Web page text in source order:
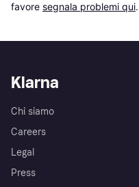
favore segnala problemi qui.
Klarna
Chi siamo
Careers
Legal
Press